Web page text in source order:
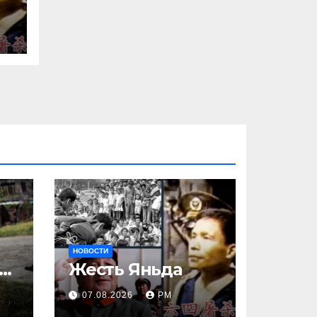
НОВОСТИ
Жесть Яньда
07.08.2026 РМ